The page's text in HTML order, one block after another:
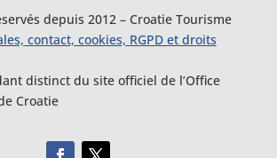
depuis 2012 – Croatie Tourisme
contact, cookies, RGPD et droits
distinct du site officiel de l’Office
Croatie